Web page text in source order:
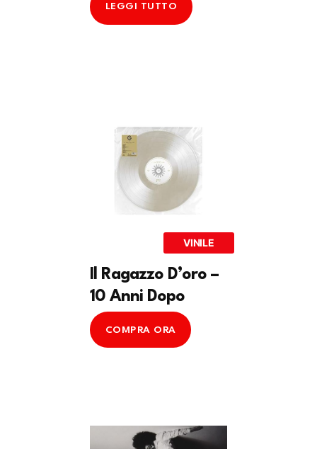
LEGGI TUTTO
VINILE
Il Ragazzo D’oro –
10 Anni Dopo
COMPRA ORA